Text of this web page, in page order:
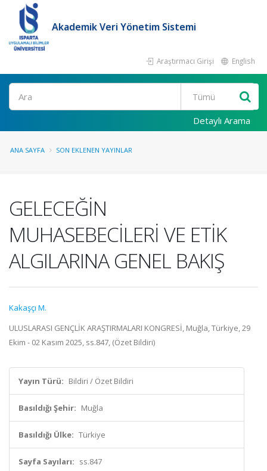
Akademik Veri Yönetim Sistemi
Araştırmacı Girişi English
Ara
Detaylı Arama
ANA SAYFA SON EKLENEN YAYINLAR
GELECEĞİN
MUHASEBECİLERİ VE ETİK
ALGILARINA GENEL BAKIŞ
Kakaşçı M.
ULUSLARASI GENÇLİK ARAŞTIRMALARI KONGRESİ, Muğla, Türkiye, 29
Ekim - 02 Kasım 2025, ss.847, (Özet Bildiri)
Yayın Türü: Bildiri / Özet Bildiri
Basıldığı Şehir: Muğla
Basıldığı Ülke: Türkiye
Sayfa Sayıları: ss.847